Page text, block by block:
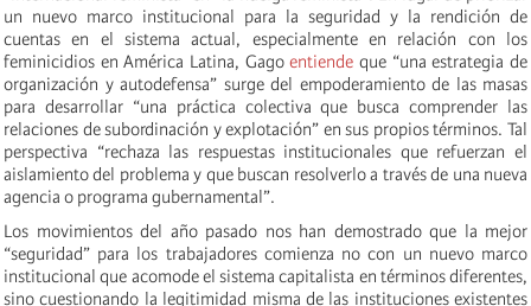
un nuevo marco institucional para la seguridad y la rendición de
cuentas en el sistema actual, especialmente en relación con los
feminicidios en América Latina, Gagoentiendeque “una estrategia de
organización y autodefensa” surge del empoderamiento de las masas
para desarrollar “una práctica colectiva que busca comprender las
relaciones de subordinación y explotación” en sus propios términos. Tal
perspectiva “rechaza las respuestas institucionales que refuerzan el
aislamiento del problema y que buscan resolverlo a través de una nueva
agencia o programa gubernamental”.
Los movimientos del año pasado nos han demostrado que la mejor
“seguridad” para los trabajadores comienza no con un nuevo marco
institucional que acomode el sistema capitalista en términos diferentes,
sino cuestionando la legitimidad misma de las instituciones existentes